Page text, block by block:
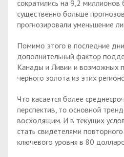
сократились на 9,2 миллионов
существенно больше
прогнозировали уменьшение
Помимо этого в последние
дополнительный фактор
Канады и Ливии и возможных
черного золота из этих
Что касается более
перспектив, то основной
восходящим. И в текущих
стать свидетелями
ключевого уровня в 80